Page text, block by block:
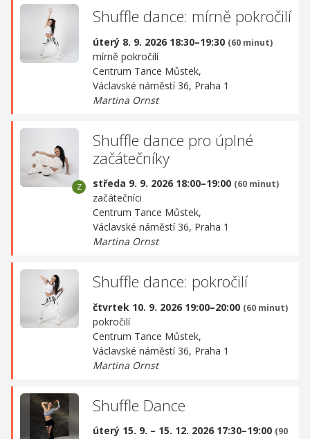
Shuffle dance: mírně pokročilí
úterý 8. 9. 2026 18:30–19:30 (60 minut)
mírně pokročilí
Centrum Tance Můstek,
Václavské náměstí 36, Praha 1
Martina Ornst
Shuffle dance pro úplné
začátečníky
středa 9. 9. 2026 18:00–19:00 (60 minut)
začátečníci
Centrum Tance Můstek,
Václavské náměstí 36, Praha 1
Martina Ornst
Shuffle dance: pokročilí
čtvrtek 10. 9. 2026 19:00–20:00 (60 minut)
pokročilí
Centrum Tance Můstek,
Václavské náměstí 36, Praha 1
Martina Ornst
Shuffle Dance
úterý 15. 9. – 15. 12. 2026 17:30–19:00 (90